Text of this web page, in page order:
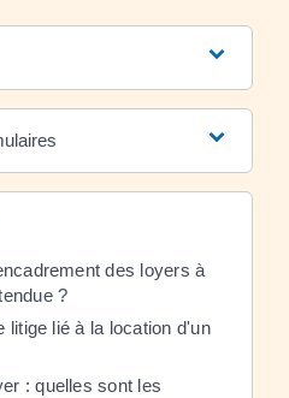
des loyers à
?
litige lié à la location d'un
: quelles sont les